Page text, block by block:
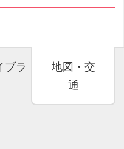
ブラ
地図・交
通